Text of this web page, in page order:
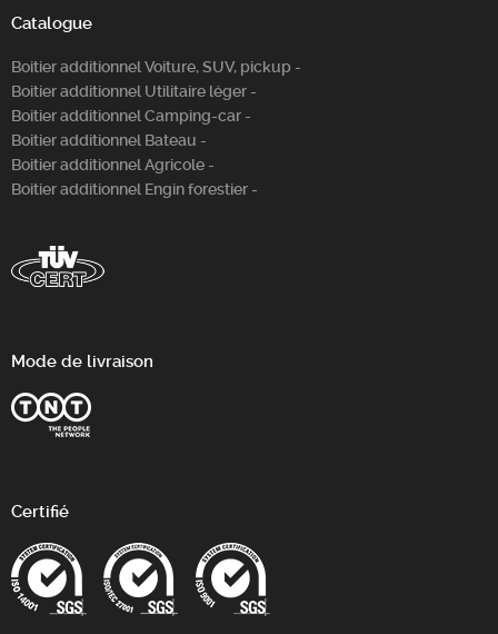
Catalogue
Boitier additionnel Voiture, SUV, pickup -
Boitier additionnel Utilitaire léger -
Boitier additionnel Camping-car -
Boitier additionnel Bateau -
Boitier additionnel Agricole -
Boitier additionnel Engin forestier -
Mode de livraison
Certifié